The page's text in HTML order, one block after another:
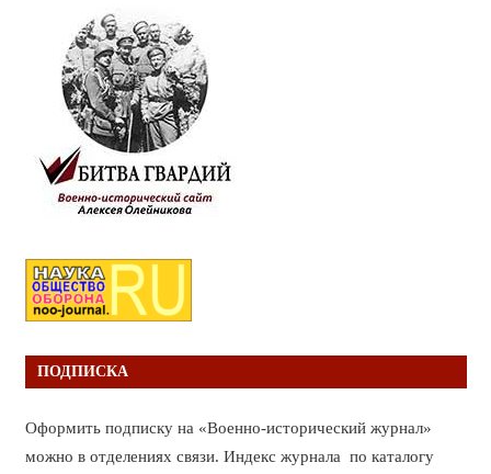
ПОДПИСКА
Оформить подписку на «Военно-исторический журнал»
можно в отделениях связи. Индекс журнала по каталогу